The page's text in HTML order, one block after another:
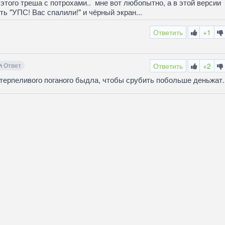
треша с потрохами.. мне вот любопытно, а в этой версии
"УПС! Вас спалили!" и чёрный экран...
Ответить +1
Ответить +2
Ответ
поганого быдла, чтобы срубить побольше деньжат.